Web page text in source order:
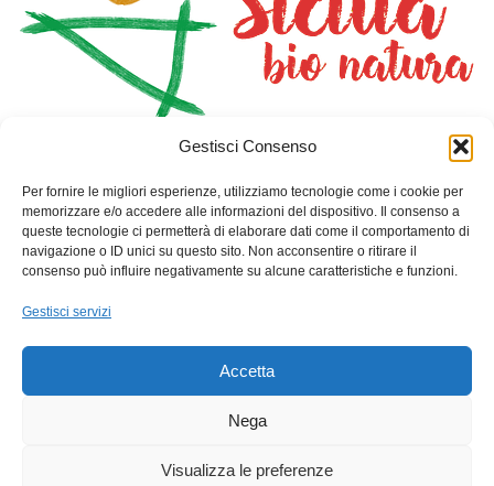
Gestisci Consenso
Per fornire le migliori esperienze, utilizziamo tecnologie come i cookie per
memorizzare e/o accedere alle informazioni del dispositivo. Il consenso a
queste tecnologie ci permetterà di elaborare dati come il comportamento di
navigazione o ID unici su questo sito. Non acconsentire o ritirare il
consenso può influire negativamente su alcune caratteristiche e funzioni.
Gestisci servizi
Accetta
Nega
Visualizza le preferenze
PIANTA CON NOI
DOVE DORMIRE
SAN GIORGIO I CAVALIERI
CONTATTI
CARRELLO
Info Contatti
Email: sangiorgioicavalieri@gmail.com